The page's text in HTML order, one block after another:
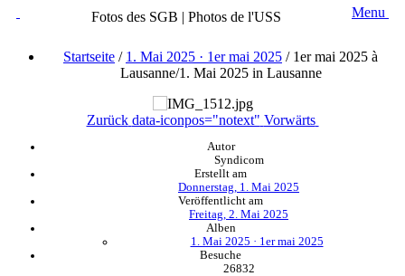
Fotos des SGB | Photos de l'USS Menu
Startseite / 1. Mai 2025 · 1er mai 2025 / 1er mai 2025 à
Lausanne/1. Mai 2025 in Lausanne
Zurück data-iconpos="notext" Vorwärts
Autor
Syndicom
Erstellt am
Donnerstag, 1. Mai 2025
Veröffentlicht am
Freitag, 2. Mai 2025
Alben
1. Mai 2025 · 1er mai 2025
Besuche
26832